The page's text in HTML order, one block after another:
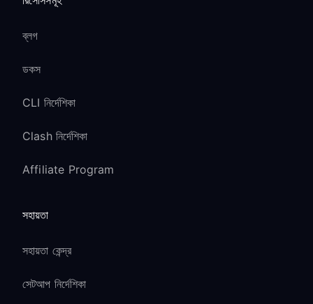
ব্লগ
ডকস
CLI নির্দেশিকা
Clash নির্দেশিকা
Affiliate Program
সহায়তা
সহায়তা কেন্দ্র
সেটআপ নির্দেশিকা